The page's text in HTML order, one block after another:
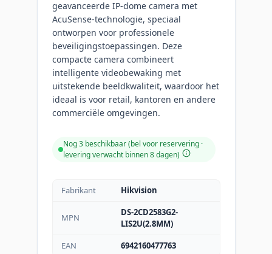
geavanceerde IP-dome camera met
AcuSense-technologie, speciaal
ontworpen voor professionele
beveiligingstoepassingen. Deze
compacte camera combineert
intelligente videobewaking met
uitstekende beeldkwaliteit, waardoor het
ideaal is voor retail, kantoren en andere
commerciële omgevingen.
Nog 3 beschikbaar (bel voor reservering ·
levering verwacht binnen 8 dagen)
Fabrikant Hikvision
MPN
DS-2CD2583G2-
LIS2U(2.8MM)
EAN
6942160477763